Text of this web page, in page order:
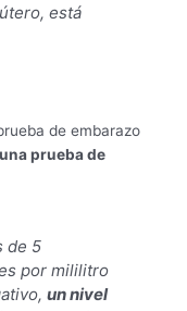
está
de embarazo
prueba de
de 5
por mililitro
un nivel